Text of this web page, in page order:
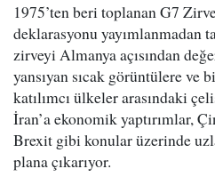
1975’ten beri toplanan G7
deklarasyonu yayımlanmadan
zirveyi Almanya açısından
yansıyan sıcak görüntülere ve
katılımcı ülkeler arasındaki
İran’a ekonomik yaptırımlar,
Brexit gibi konular üzerinde
plana çıkarıyor.